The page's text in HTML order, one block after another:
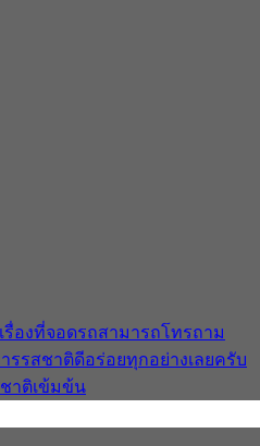
องที่จอดรถสามารถโทรถาม
รสชาติดีอร่อยทุกอย่างเลยครับ
าติเข้มข้น